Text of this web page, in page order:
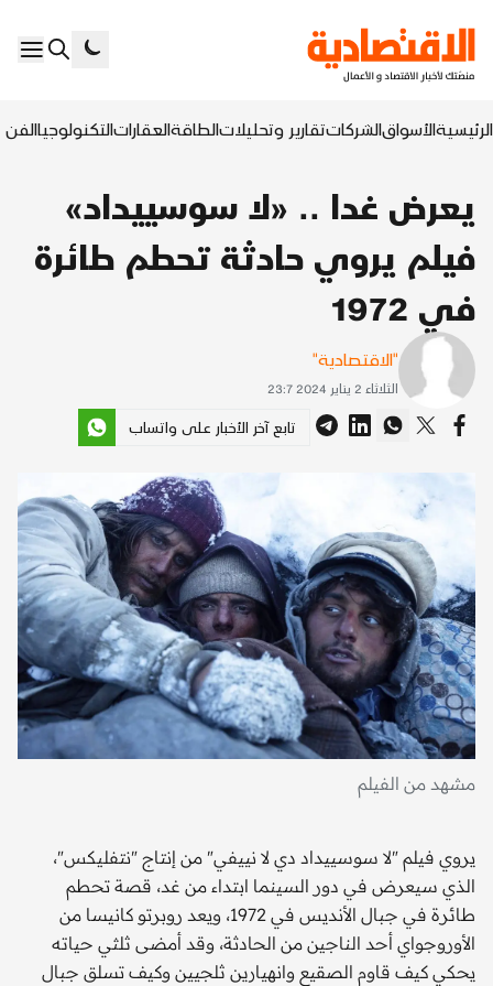
الرئيسيةالأسواقالشركاتتقارير وتحليلاتالطاقةالعقاراتالتكنولوجياالفن
يعرض غدا .. «لا سوسييداد»
فيلم يروي حادثة تحطم طائرة
في 1972
"الاقتصادية"
الثلاثاء 2 يناير 2024 23:7
تابع آخر الأخبار على واتساب
مشهد من الفيلم
يروي فيلم "لا سوسييداد دي لا نييفي" من إنتاج "نتفليكس"،
الذي سيعرض في دور السينما ابتداء من غد، قصة تحطم
طائرة في جبال الأنديس في 1972، ويعد روبرتو كانيسا من
الأوروجواي أحد الناجين من الحادثة، وقد أمضى ثلثي حياته
يحكي كيف قاوم الصقيع وانهيارين ثلجيين وكيف تسلق جبال